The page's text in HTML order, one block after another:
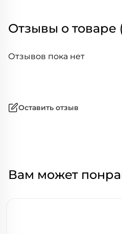
Отзывы о товаре
Отзывов пока нет
Оставить отзыв
Вам может